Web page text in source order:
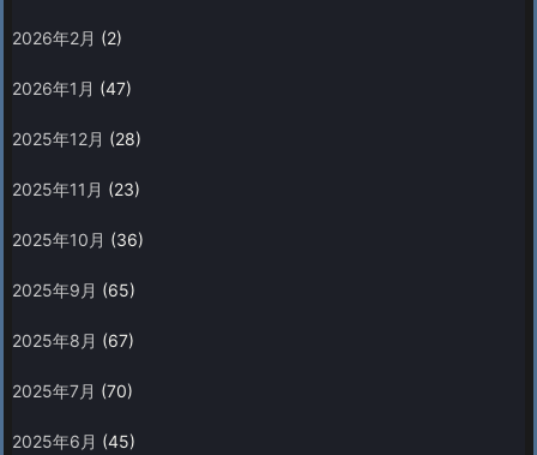
2026年2月 (2)
2026年1月 (47)
2025年12月 (28)
2025年11月 (23)
2025年10月 (36)
2025年9月 (65)
2025年8月 (67)
2025年7月 (70)
2025年6月 (45)